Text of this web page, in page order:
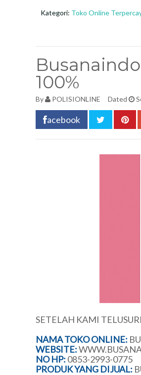
Kategori: Toko Online
100%
By POLISIONLINE Dated
acebook
SETELAH KAMI
NAMA TOKO ONLINE:
WEBSITE:
NO HP: 0853-2993-0775
PRODUK YANG DIJUAL: